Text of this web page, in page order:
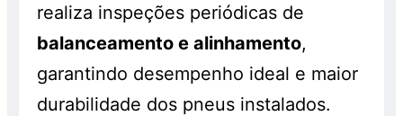
realiza inspeções periódicas de
balanceamento e alinhamento,
garantindo desempenho ideal e maior
durabilidade dos pneus instalados.